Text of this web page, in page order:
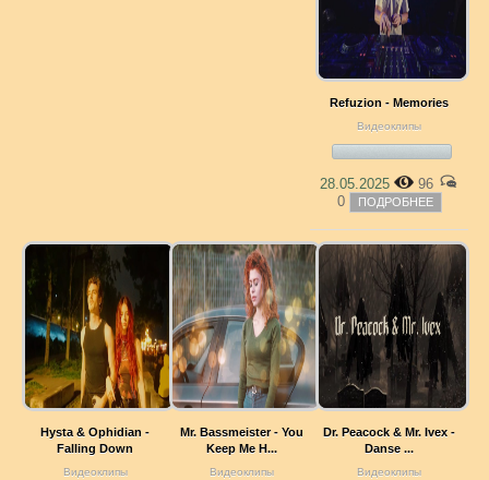
Refuzion - Memories
Видеоклипы
28.05.2025
96
0
ПОДРОБНЕЕ
Hysta & Ophidian -
Falling Down
Видеоклипы
Mr. Bassmeister - You
Keep Me H...
Видеоклипы
Dr. Peacock & Mr. Ivex -
Danse ...
Видеоклипы